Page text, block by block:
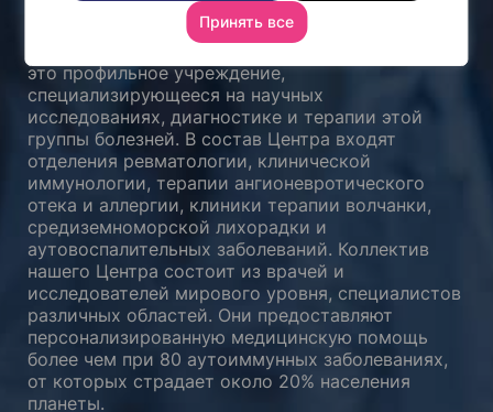
Принять все
Центр терапии аутоиммунных заболеваний им.
Заблудовича и отделение ревматологии Шибы —
это профильное учреждение,
специализирующееся на научных
исследованиях, диагностике и терапии этой
группы болезней. В состав Центра входят
отделения ревматологии, клинической
иммунологии, терапии ангионевротического
отека и аллергии, клиники терапии волчанки,
средиземноморской лихорадки и
аутовоспалительных заболеваний. Коллектив
нашего Центра состоит из врачей и
исследователей мирового уровня, специалистов
различных областей. Они предоставляют
персонализированную медицинскую помощь
более чем при 80 аутоиммунных заболеваниях,
от которых страдает около 20% населения
планеты.